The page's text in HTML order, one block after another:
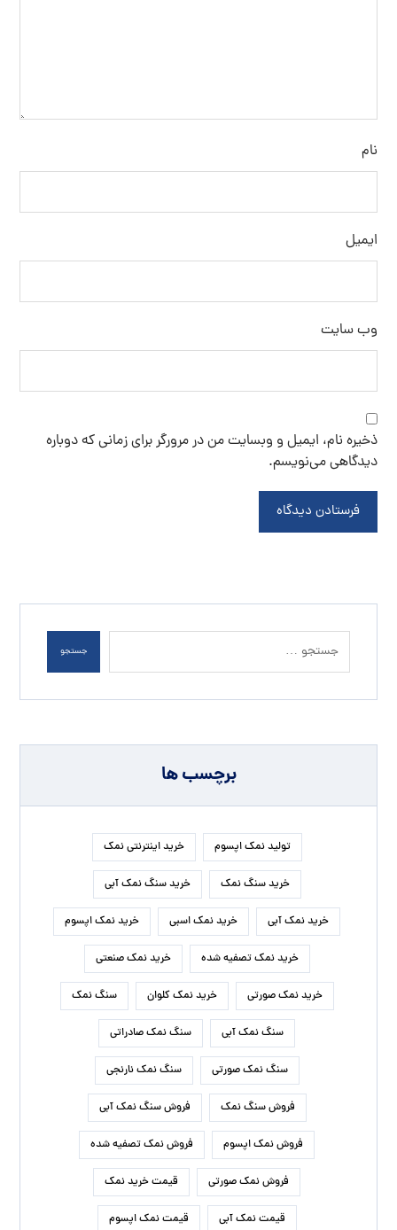
نام
ایمیل
وب‌ سایت
ذخیره نام، ایمیل و وبسایت من در مرورگر برای زمانی که دوباره
دیدگاهی می‌نویسم.
فرستادن دیدگاه
جستجو
برچسب ها
تولید نمک اپسوم خرید اینترنتی نمک
خرید سنگ نمک خرید سنگ نمک آبی
خرید نمک آبی خرید نمک اسبی خرید نمک اپسوم
خرید نمک تصفیه شده خرید نمک صنعتی
خرید نمک صورتی خرید نمک کلوان سنگ نمک
سنگ نمک آبی سنگ نمک صادراتی
سنگ نمک صورتی سنگ نمک نارنجی
فروش سنگ نمک فروش سنگ نمک آبی
فروش نمک اپسوم فروش نمک تصفیه شده
فروش نمک صورتی قیمت خرید نمک
قیمت نمک آبی قیمت نمک اپسوم